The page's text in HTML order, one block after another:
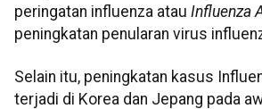
peringatan influenza atau Influenza
peningkatan penularan virus
Selain itu, peningkatan kasus
terjadi di Korea dan Jepang pada